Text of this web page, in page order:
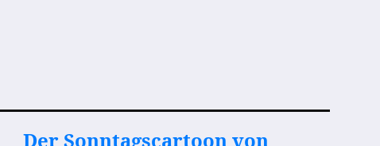
Der Sonntagscartoon von